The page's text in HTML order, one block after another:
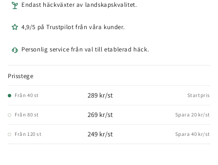
Endast häckväxter av landskapskvalitet.
4,9/5 på Trustpilot från våra kunder.
Personlig service från val till etablerad häck.
Prisstege
Från 40 st 289 kr/st Startpris
Från 80 st 269 kr/st Spara 20 kr/st
Från 120 st 249 kr/st Spara 40 kr/st